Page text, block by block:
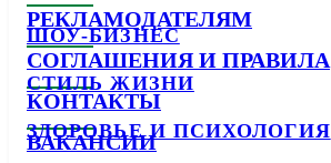
ШОУ-БИЗНЕС
СТИЛЬ ЖИЗНИ
ЗДОРОВЬЕ И ПСИХОЛОГИЯ
РЕКЛАМОДАТЕЛЯМ
СОГЛАШЕНИЯ И ПРАВИЛА
КОНТАКТЫ
ВАКАНСИИ